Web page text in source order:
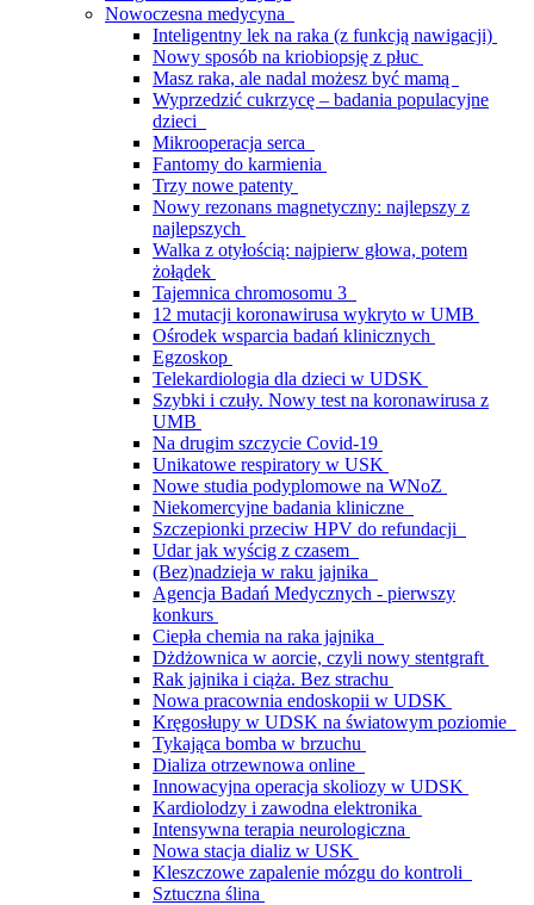
Nowoczesna medycyna
Inteligentny lek na raka (z funkcją nawigacji)
Nowy sposób na kriobiopsję z płuc
Masz raka, ale nadal możesz być mamą
Wyprzedzić cukrzycę – badania populacyjne
dzieci
Mikrooperacja serca
Fantomy do karmienia
Trzy nowe patenty
Nowy rezonans magnetyczny: najlepszy z
najlepszych
Walka z otyłością: najpierw głowa, potem
żołądek
Tajemnica chromosomu 3
12 mutacji koronawirusa wykryto w UMB
Ośrodek wsparcia badań klinicznych
Egzoskop
Telekardiologia dla dzieci w UDSK
Szybki i czuły. Nowy test na koronawirusa z
UMB
Na drugim szczycie Covid-19
Unikatowe respiratory w USK
Nowe studia podyplomowe na WNoZ
Niekomercyjne badania kliniczne
Szczepionki przeciw HPV do refundacji
Udar jak wyścig z czasem
(Bez)nadzieja w raku jajnika
Agencja Badań Medycznych - pierwszy
konkurs
Ciepła chemia na raka jajnika
Dżdżownica w aorcie, czyli nowy stentgraft
Rak jajnika i ciąża. Bez strachu
Nowa pracownia endoskopii w UDSK
Kręgosłupy w UDSK na światowym poziomie
Tykająca bomba w brzuchu
Dializa otrzewnowa online
Innowacyjna operacja skoliozy w UDSK
Kardiolodzy i zawodna elektronika
Intensywna terapia neurologiczna
Nowa stacja dializ w USK
Kleszczowe zapalenie mózgu do kontroli
Sztuczna ślina